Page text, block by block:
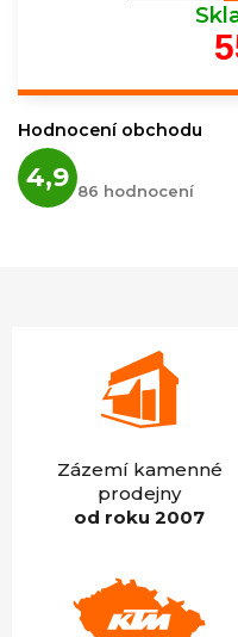
Hodnocení obchodu
4,9 hodnocení
obchodu
86 hodnocení
Zázemí kamenné
prodejny
od roku 2007